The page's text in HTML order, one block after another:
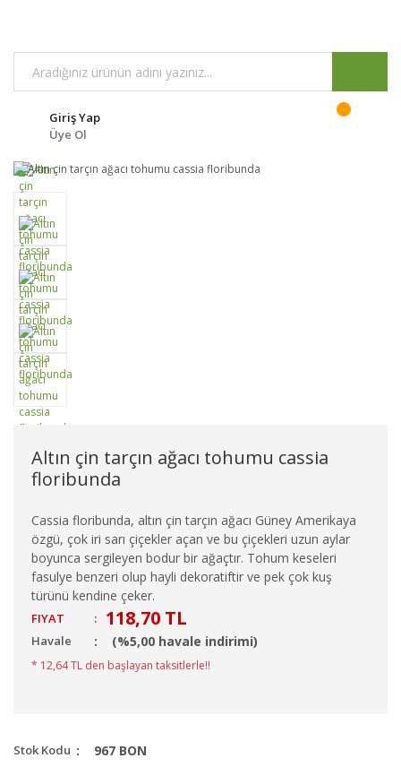
Giriş Yap
Üye Ol
Altın çin tarçın ağacı tohumu cassia
floribunda
Cassia floribunda, altın çin tarçın ağacı Güney Amerikaya
özgü, çok iri sarı çiçekler açan ve bu çiçekleri uzun aylar
boyunca sergileyen bodur bir ağaçtır. Tohum keseleri
fasulye benzeri olup hayli dekoratiftir ve pek çok kuş
türünü kendine çeker.
FIYAT : 118,70 TL
Havale (%5,00 havale indirimi)
* 12,64 TL den başlayan taksitlerle!!
Stok Kodu 967 BON